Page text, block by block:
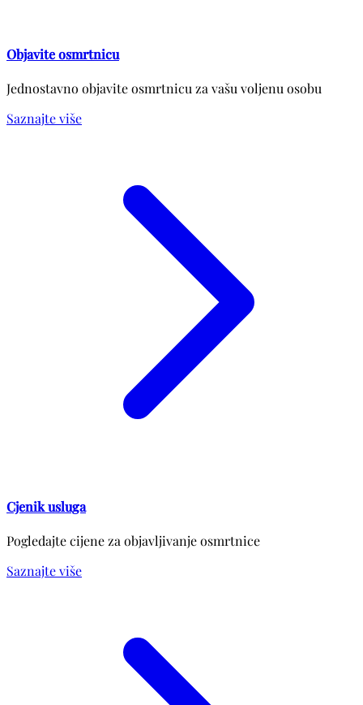
Objavite osmrtnicu
Jednostavno objavite osmrtnicu za vašu voljenu osobu
Saznajte više
Cjenik usluga
Pogledajte cijene za objavljivanje osmrtnice
Saznajte više